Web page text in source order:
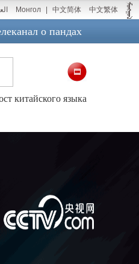
Монгол 中文简体 中文繁体
о пандах
китайского языка